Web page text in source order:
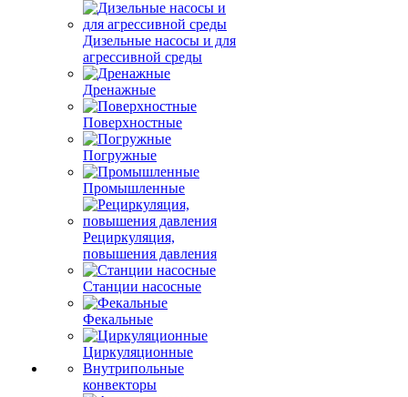
Дизельные насосы и для
агрессивной среды
Дренажные
Поверхностные
Погружные
Промышленные
Рециркуляция,
повышения давления
Станции насосные
Фекальные
Циркуляционные
Внутрипольные
конвекторы